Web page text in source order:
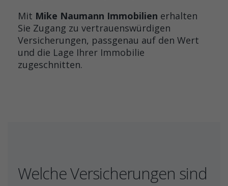
Mit Mike Naumann Immobilien erhalten
Sie Zugang zu vertrauenswürdigen
Versicherungen, passgenau auf den Wert
und die Lage Ihrer Immobilie
zugeschnitten.
Welche Versicherungen sind